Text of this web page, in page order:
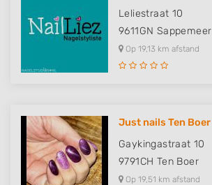
Leliestraat 10
9611GN Sappemeer
Op 19,13 km afstand
Just nails Ten Boer
Gaykingastraat 10
9791CH Ten Boer
Op 19,51 km afstand
Use limited data to select content
IAB Special Features:
Use precise geolocation data
Non-IAB processing purposes:
Necessary
Performance